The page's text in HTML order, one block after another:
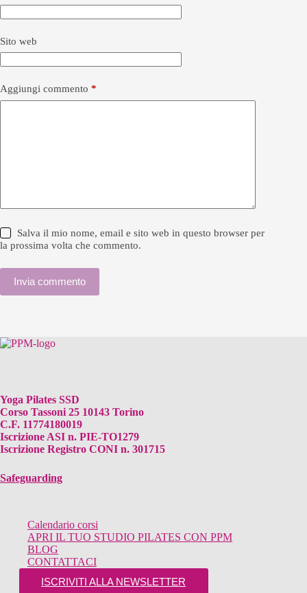
Sito web
Aggiungi commento *
Salva il mio nome, email e sito web in questo browser per
la prossima volta che commento.
Invia commento
Yoga Pilates SSD
Corso Tassoni 25 10143 Torino
C.F. 11774180019
Iscrizione ASI n. PIE-TO1279
Iscrizione Registro CONI n. 301715
Safeguarding
Calendario corsi
APRI IL TUO STUDIO PILATES CON PPM
BLOG
CONTATTACI
ISCRIVITI ALLA NEWSLETTER